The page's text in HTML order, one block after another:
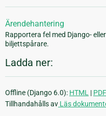
Ärendehantering
Rapportera fel med Django-
biljettspårare.
Ladda ner:
Offline (Django 6.0): HTML | PDF
Tillhandahålls av Läs